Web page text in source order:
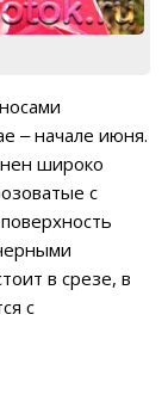
‒ начале июня.
широко
с
в срезе, в
с